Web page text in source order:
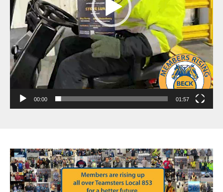
00:00 01:57